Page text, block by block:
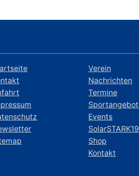
Verein
Nachrichten
Termine
Sportangebot
Events
SolarSTARK19
Shop
Kontakt